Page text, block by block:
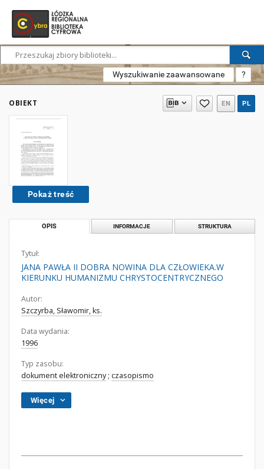
Wyszukiwanie zaawansowane ?
OBIEKT EN PL
Pokaż treść
OPIS INFORMACJE STRUKTURA
Tytuł:
JANA PAWŁA II DOBRA NOWINA DLA CZŁOWIEKA.W
KIERUNKU HUMANIZMU CHRYSTOCENTRYCZNEGO
Autor:
Szczyrba, Sławomir, ks.
Data wydania:
1996
Typ zasobu:
dokument elektroniczny; czasopismo
Więcej